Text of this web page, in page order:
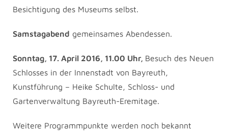
Besichtigung des Museums selbst.
Samstagabend gemeinsames Abendessen.
Sonntag, 17. April 2016, 11.00 Uhr, Besuch des Neuen
Schlosses in der Innenstadt von Bayreuth,
Kunstführung – Heike Schulte, Schloss- und
Gartenverwaltung Bayreuth-Eremitage.
Weitere Programmpunkte werden noch bekannt